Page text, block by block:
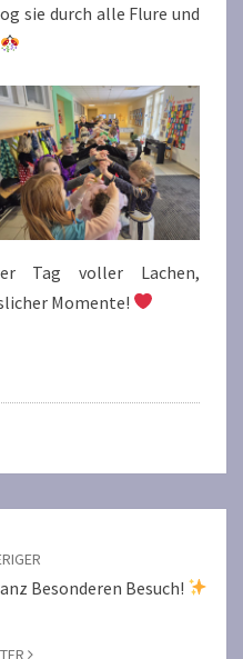
sie durch alle Flure und
Tag voller Lachen,
Momente!
Besonderen Besuch!